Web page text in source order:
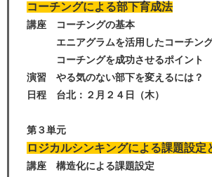
コーチングによる部下育成法
講座 コーチングの基本
エニアグラムを活用したコーチング
コーチングを成功させるポイント
演習 やる気のない部下を変えるには？
日程 台北：２ 月２４日（木）
第３単元
ロジカルシンキングによる課題設定
講座 構造化による課題設定